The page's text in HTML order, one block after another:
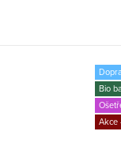
Bio